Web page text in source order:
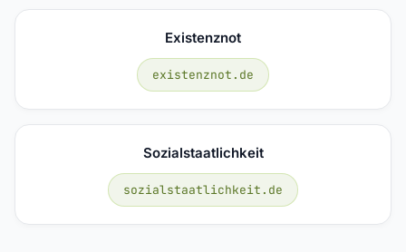
Existenznot
existenznot.de
Sozialstaatlichkeit
sozialstaatlichkeit.de